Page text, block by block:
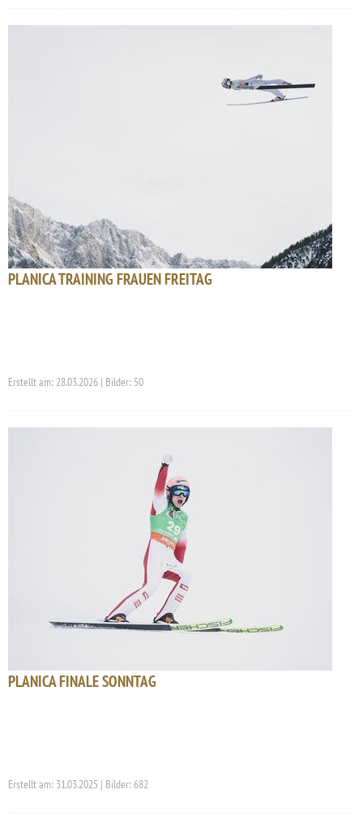
PLANICA TRAINING FRAUEN FREITAG
Erstellt am: 28.03.2026 | Bilder: 50
PLANICA FINALE SONNTAG
Erstellt am: 31.03.2025 | Bilder: 682